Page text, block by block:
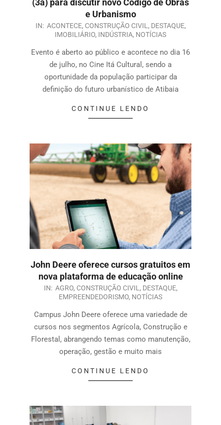
(3a) para discutir novo Código de Obras
e Urbanismo
IN: ACONTECE, CONSTRUÇÃO CIVIL , DESTAQUE,
IMOBILIÁRIO, INDÚSTRIA, NOTÍCIAS
Evento é aberto ao público e acontece no dia 16
de julho, no Cine Itá Cultural, sendo a
oportunidade da população participar da
definição do futuro urbanístico de Atibaia
CONTINUE LENDO
John Deere oferece cursos gratuitos em
nova plataforma de educação online
IN: AGRO, CONSTRUÇÃO CIVIL , DESTAQUE,
EMPREENDEDORISMO, NOTÍCIAS
Campus John Deere oferece uma variedade de
cursos nos segmentos Agrícola, Construção e
Florestal, abrangendo temas como manutenção,
operação, gestão e muito mais
CONTINUE LENDO